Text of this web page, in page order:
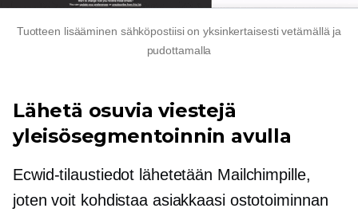
Tuotteen lisääminen sähköpostiisi on yksinkertaisesti vetämällä ja
pudottamalla
Lähetä osuvia viestejä
yleisösegmentoinnin avulla
Ecwid-tilaustiedot lähetetään Mailchimpille,
joten voit kohdistaa asiakkaasi ostotoiminnan